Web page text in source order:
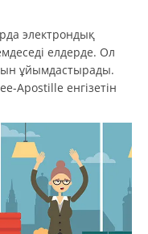
электрондық
елдерде. Ол
ұйымдастырады.
Apostille енгізетін